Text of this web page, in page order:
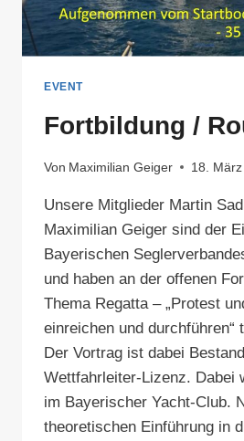
EVENT
Fortbildung /
Von Maximilian Geiger 18.
Unsere Mitglieder Martin
Maximilian Geiger sind der
Bayerischen
und haben an der offenen
Thema Regatta – „Protest
einreichen und durchführen“
Der Vortrag ist dabei
Wettfahrleiter-Lizenz. Dabei
im Bayerischer Yacht-Club.
theoretischen Einführung in